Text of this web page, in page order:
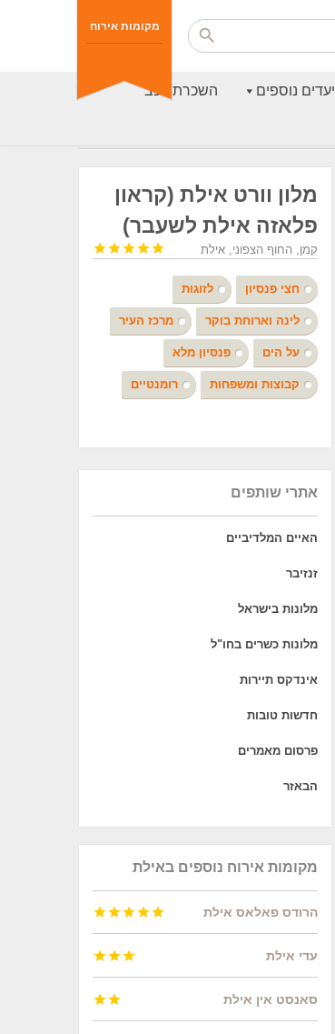
מקומות אירוח
יעדים נוספים השכרת רכב
מלון וורט אילת (קראון
פלאזה אילת לשעבר)




 קמן, החוף הצפוני, אילת
חצי פנסיון לזוגות
לינה וארוחת בוקר מרכז העיר
על הים פנסיון מלא
קבוצות ומשפחות רומנטיים
מקומות אירוח נוספים באילת
הרודס פאלאס אילת 




עדי אילת 


סאנסט אין אילת 

אתרי שותפים
האיים המלדיביים
זנזיבר
מלונות בישראל
מלונות כשרים בחו"ל
אינדקס תיירות
חדשות טובות
פרסום מאמרים
הבאזר